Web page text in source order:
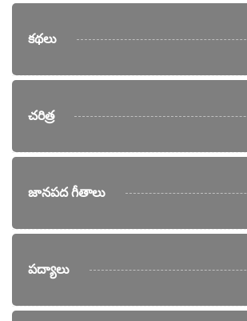
కథలు
చరిత్ర
జానపద గీతాలు
పద్యాలు